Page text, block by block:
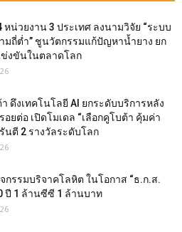
หน่วยงาน 3 ประเทศ ลงนามวิจัย “ระบบ
มถี่ต่ำ” ชูนวัตกรรมแก้ปัญหาน้ำยาง ยก
งขันในตลาดโลก
ดึงเทคโนโลยี AI ยกระดับบริการหลัง
อยต่อ เปิดโมเดล “เลือกคูโบต้า คุ้มค่า
นตี 2 รางวัลระดับโลก
กรรมบริจาคโลหิต ในโอกาส “ธ.ก.ส.
ปี 1 ล้านซีซี 1 ล้านบาท